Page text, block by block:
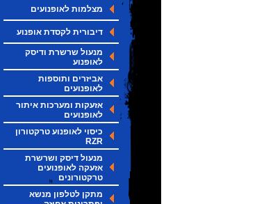
מצלמות לאופנועים
דיבורית לקסדת אופנוע
מנעול שרשרת ודיסק
לאופנוע
אביזרים ותוספות
לאופנועים
אזעקות ומערכות איתור
לאופנועים
כיסוי לאופנוע טרקטורון
RZR
מנעול דיסק ושרשרת
אזעקה לאופנועים
טרקטורונים
מתקן לטלפון מנשא